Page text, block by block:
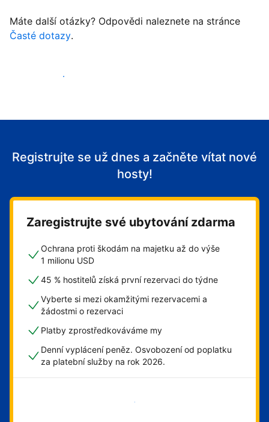
Máte další otázky? Odpovědi naleznete na stránce
Časté dotazy.
Začít přijímat hosty
Registrujte se už dnes a začněte vítat nové
hosty!
Zaregistrujte své ubytování zdarma
Ochrana proti škodám na majetku až do výše
1 milionu USD
45 % hostitelů získá první rezervaci do týdne
Vyberte si mezi okamžitými rezervacemi a
žádostmi o rezervaci
Platby zprostředkováváme my
Denní vyplácení peněz. Osvobození od poplatku
za platební služby na rok 2026.
Začít hned